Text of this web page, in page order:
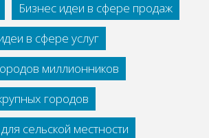
Бизнес идеи в сфере продаж
в сфере услуг
миллионников
городов
сельской местности